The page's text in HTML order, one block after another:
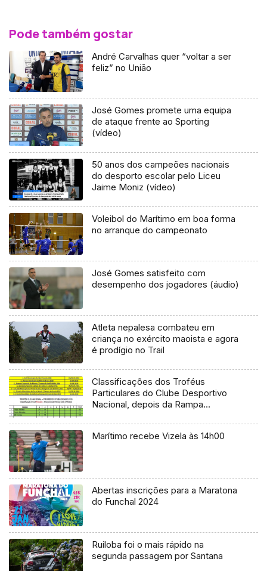
Pode também gostar
André Carvalhas quer “voltar a ser
feliz” no Uniāo
José Gomes promete uma equipa
de ataque frente ao Sporting
(vídeo)
50 anos dos campeões nacionais
do desporto escolar pelo Liceu
Jaime Moniz (vídeo)
Voleibol do Marítimo em boa forma
no arranque do campeonato
José Gomes satisfeito com
desempenho dos jogadores (áudio)
Atleta nepalesa combateu em
criança no exército maoista e agora
é prodígio no Trail
Classificações dos Troféus
Particulares do Clube Desportivo
Nacional, depois da Rampa
Marítimo recebe Vizela às 14h00
Abertas inscrições para a Maratona
do Funchal 2024
Ruiloba foi o mais rápido na
segunda passagem por Santana